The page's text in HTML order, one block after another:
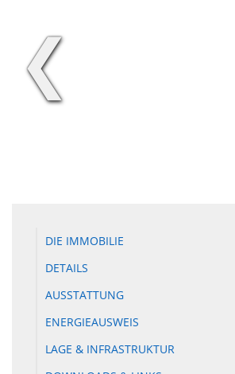
❮
DIE IMMOBILIE
DETAILS
AUSSTATTUNG
ENERGIEAUSWEIS
LAGE & INFRASTRUKTUR